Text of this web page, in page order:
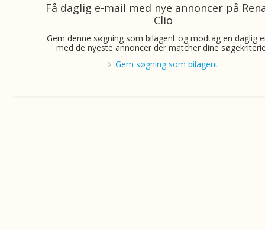
Få daglig e-mail med nye annoncer på
Clio
Gem denne søgning som bilagent og modtag en daglig
med de nyeste annoncer der matcher dine
Gem søgning som bilagent